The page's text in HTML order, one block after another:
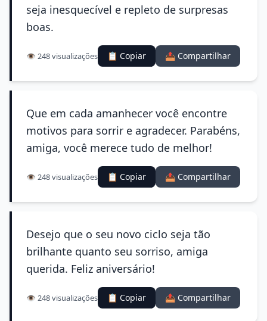
seja inesquecível e repleto de surpresas
boas.
👁️ 248 visualizações 📋 Copiar 📤 Compartilhar
Que em cada amanhecer você encontre
motivos para sorrir e agradecer. Parabéns,
amiga, você merece tudo de melhor!
👁️ 248 visualizações 📋 Copiar 📤 Compartilhar
Desejo que o seu novo ciclo seja tão
brilhante quanto seu sorriso, amiga
querida. Feliz aniversário!
👁️ 248 visualizações 📋 Copiar 📤 Compartilhar